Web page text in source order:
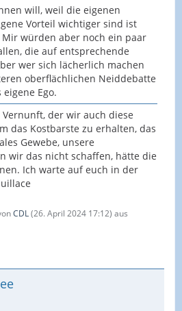
will, weil die eigenen
Vorteil wichtiger sind ist
würden aber noch ein paar
die auf entsprechende
wer sich lächerlich machen
oberflächlichen Neiddebatte
Ego.
der wir auch diese
das Kostbarste zu erhalten, das
Gewebe, unsere
wir das nicht schaffen, hätte die
Ich warte auf euch in der
CDL(26. April 2024 17:12) aus